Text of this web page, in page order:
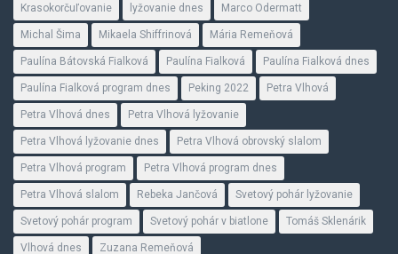
Krasokorčuľovanie lyžovanie dnes Marco Odermatt
Michal Šima Mikaela Shiffrinová Mária Remeňová
Paulína Bátovská Fialková Paulína Fialková Paulína Fialková dnes
Paulína Fialková program dnes Peking 2022 Petra Vlhová
Petra Vlhová dnes Petra Vlhová lyžovanie
Petra Vlhová lyžovanie dnes Petra Vlhová obrovský slalom
Petra Vlhová program Petra Vlhová program dnes
Petra Vlhová slalom Rebeka Jančová Svetový pohár lyžovanie
Svetový pohár program Svetový pohár v biatlone Tomáš Sklenárik
Vlhová dnes Zuzana Remeňová